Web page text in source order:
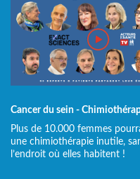
Cancer du sein -
Plus de 10.000 femmes
une chimiothérapie inutile,
l’endroit où elles habitent !